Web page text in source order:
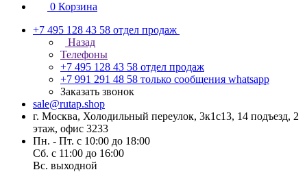
0 Корзина
+7 495 128 43 58 отдел продаж
Назад
Телефоны
+7 495 128 43 58 отдел продаж
+7 991 291 48 58 только сообщения whatsapp
Заказать звонок
sale@rutap.shop
г. Москва, Холодильный переулок, 3к1с13, 14 подъезд, 2
этаж, офис 3233
Пн. - Пт. с 10:00 до 18:00
Сб. с 11:00 до 16:00
Вс. выходной